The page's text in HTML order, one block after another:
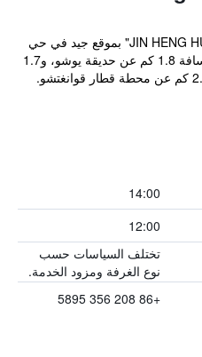
يتمتع مكان إقامة "JIN HENG HUA YAN HOTEL" بموقع جيد في حي
يو شيوى في قوانغتشو حيث يبعد مسافة 1.8 كم عن حديقة يوشو، و1.7
كم عن أوفرسيز تشاينيز فيليدج، و2.5 كم عن محطة قطار قوانغتشو.
14:00
12:00
تختلف السياسات حسب
نوع الغرفة ومزود الخدمة.
+86 208 356 5895